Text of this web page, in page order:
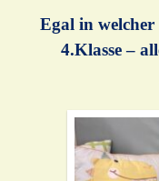
Egal in welcher
4.Klasse –